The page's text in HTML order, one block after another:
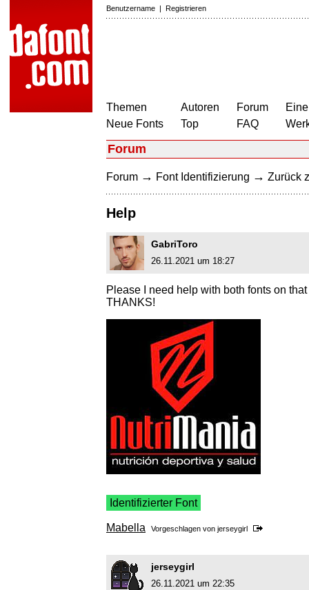
Benutzername | Registrieren
Themen
Neue Fonts
Autoren
Top
Forum
FAQ
Forum
Forum → Font Identifizierung → Zurück
Help
GabriToro
26.11.2021 um 18:27
Please I need help with both fonts on
THANKS!
Identifizierter Font
Mabella Vorgeschlagen von jerseygirl
jerseygirl
26.11.2021 um 22:35